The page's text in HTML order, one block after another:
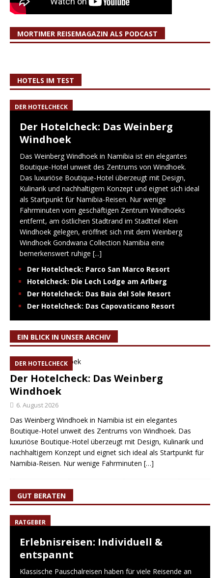
MORTIMER REISEMAGAZIN ALS PODCAST
HOTELS IM TEST
DER HOTELCHECK
Der Hotelcheck: Das Weinberg
Windhoek
Das Weinberg Windhoek in Namibia ist ein elegantes
Boutique-Hotel unweit des Zentrums von Windhoek.
Das luxuriöse Boutique-Hotel überzeugt mit Design,
Kulinarik und nachhaltigem Konzept und eignet sich ideal
als Startpunkt für Namibia-Reisen. Nur wenige
Fahrminuten vom geschäftigen Zentrum Windhoeks
entfernt, am östlichen Stadtrand im Stadtteil Klein
Windhoek gelegen, eröffnet sich mit dem Weinberg
Windhoek Gondwana Collection Namibia eine
bemerkenswert ruhige [...]
Der Hotelcheck: Parco San Marco Resort
Hotelcheck: Die Lech Lodge am Arlberg
Der Hotelcheck: Das Baia del Sole Resort
Der Hotelcheck: Das Capovaticano Resort
EIN BLICK IN UNSER ARCHIV
DER HOTELCHECK
Der Hotelcheck: Das Weinberg
Windhoek
6. August 2026
Das Weinberg Windhoek in Namibia ist ein elegantes
Boutique-Hotel unweit des Zentrums von Windhoek. Das
luxuriöse Boutique-Hotel überzeugt mit Design, Kulinarik und
nachhaltigem Konzept und eignet sich ideal als Startpunkt für
Namibia-Reisen. Nur wenige Fahrminuten […]
GUT BERATEN
RATGEBER
Erlebnisreisen: Individuell &
entspannt
Klassische Pauschalreisen haben für viele Reisende an